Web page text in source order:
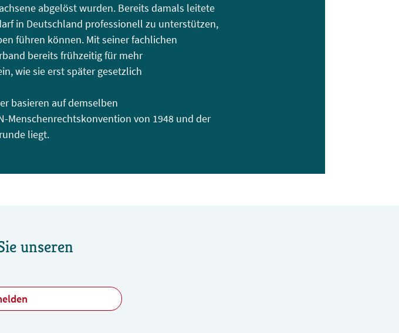
abgelöst wurden. Bereits damals leitete
in Deutschland professionell zu unterstützen,
führen können. Mit seiner fachlichen
bereits frühzeitig für mehr
wie sie erst später gesetzlich
basieren auf demselben
Menschenrechtskonvention von 1948 und der
liegt.
unseren